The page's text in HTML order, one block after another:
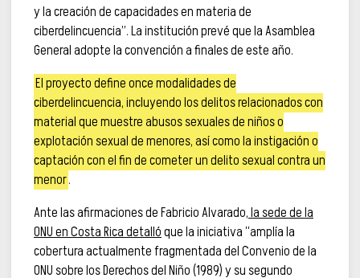
y la creación de capacidades en materia de
ciberdelincuencia”. La institución prevé que la Asamblea
General adopte la convención a finales de este año.
El proyecto define once modalidades de
ciberdelincuencia, incluyendo los delitos relacionados con
material que muestre abusos sexuales de niños o
explotación sexual de menores, así como la instigación o
captación con el fin de cometer un delito sexual contra un
menor.
Ante las afirmaciones de Fabricio Alvarado,la sede de la
ONU en Costa Rica detallóque la iniciativa “amplía la
cobertura actualmente fragmentada del Convenio de la
ONU sobre los Derechos del Niño (1989) y su segundo